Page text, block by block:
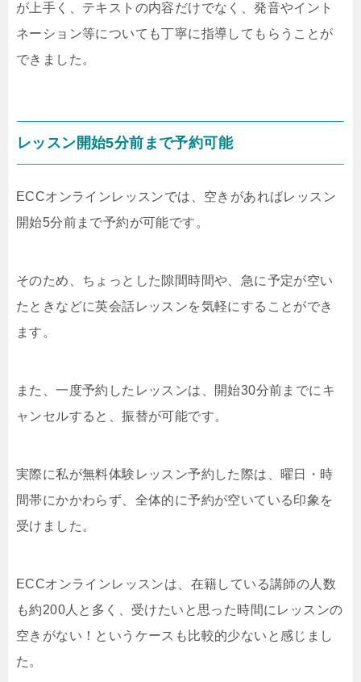
が上手く、テキストの内容だけでなく、発音やイント
ネーション等についても丁寧に指導してもらうことが
できました。
レッスン開始5分前まで予約可能
ECCオンラインレッスンでは、空きがあればレッスン
開始5分前まで予約が可能です。
そのため、ちょっとした隙間時間や、急に予定が空い
たときなどに英会話レッスンを気軽にすることができ
ます。
また、一度予約したレッスンは、開始30分前までにキ
ャンセルすると、振替が可能です。
実際に私が無料体験レッスン予約した際は、曜日・時
間帯にかかわらず、全体的に予約が空いている印象を
受けました。
ECCオンラインレッスンは、在籍している講師の人数
も約200人と多く、受けたいと思った時間にレッスンの
空きがない！というケースも比較的少ないと感じまし
た。